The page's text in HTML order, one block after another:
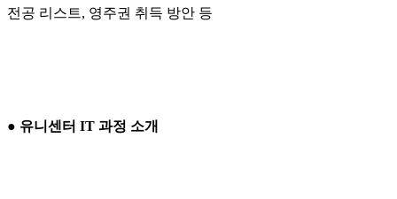
전공 리스트, 영주권 취득 방안 등
● 유니센터 IT 과정 소개